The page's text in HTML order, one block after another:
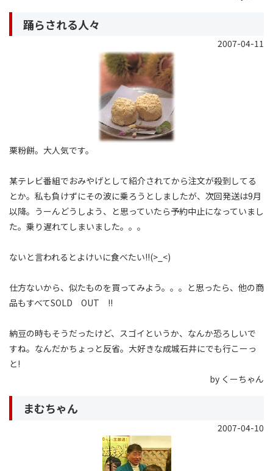
踊らされる人々
2007-04-11
栗粉餅。大人気です。
某テレビ番組でおみやげとして紹介されてから注文が殺到してる
とか。私も負けずにその波に乗ろうとしましたが、次回発送は9月
以降。うーんどうしよう、と思っていたら予約中止になっていまし
た。乗り遅れてしまいました。。。
ないと言われるとよけいに食べたい!!(>_<)
仕方ないから、似たものを買ってみよう。。。と思ったら、他の商
品もすべてSOLD OUT !!
納豆の時もそうだったけど、スゴイというか、なんか恐ろしいで
すね。なんだかちょっと反省。大好きな成城石井にでも行こーっ
と!
by くーちゃん
まむちゃん
2007-04-10